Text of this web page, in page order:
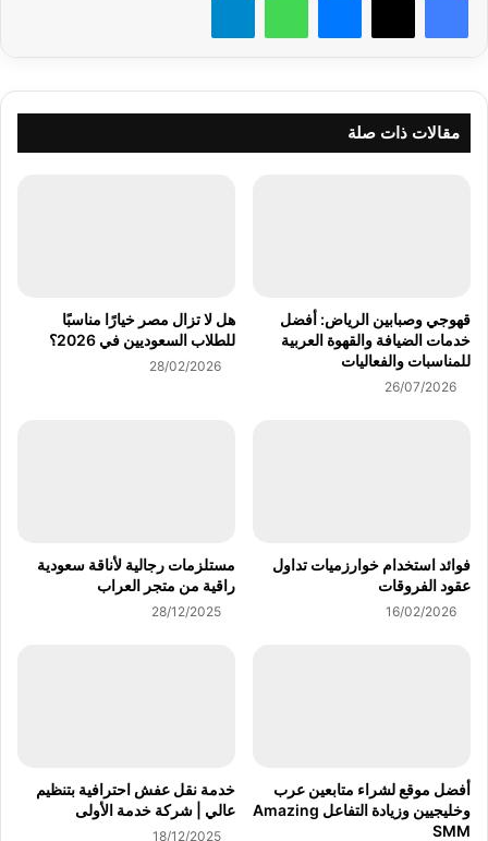
مقالات ذات صلة
قهوجي وصبابين الرياض: أفضل
خدمات الضيافة والقهوة العربية
للمناسبات والفعاليات
26/07/2026
هل لا تزال مصر خيارًا مناسبًا
للطلاب السعوديين في 2026؟
28/02/2026
فوائد استخدام خوارزميات تداول
عقود الفروقات
16/02/2026
مستلزمات رجالية لأناقة سعودية
راقية من متجر العراب
28/12/2025
أفضل موقع لشراء متابعين عرب
وخليجيين وزيادة التفاعل Amazing
SMM
خدمة نقل عفش احترافية بتنظيم
عالي | شركة خدمة الأولى
18/12/2025